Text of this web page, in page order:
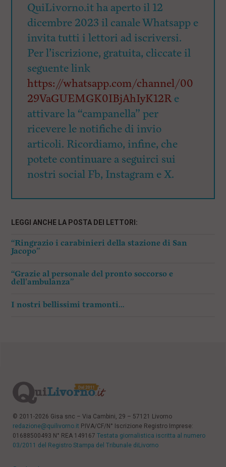
QuiLivorno.it ha aperto il 12
dicembre 2023 il canale Whatsapp e
invita tutti i lettori ad iscriversi.
Per l’iscrizione, gratuita, cliccate il
seguente link
https://whatsapp.com/channel/00
29VaGUEMGK0IBjAhIyK12Re
attivare la “campanella” per
ricevere le notifiche di invio
articoli. Ricordiamo, infine, che
potete continuare a seguirci sui
nostri social Fb, Instagram e X.
LEGGI ANCHE LA POSTA DEI LETTORI:
“Ringrazio i carabinieri della stazione di San
Jacopo”
“Grazie al personale del pronto soccorso e
dell’ambulanza”
I nostri bellissimi tramonti…
© 2011-2026 Gisa snc – Via Cambini, 29 – 57121 Livorno
redazione@quilivorno.it P.IVA/CF/N° Iscrizione Registro Imprese:
01688500493 N° REA 149167 Testata giornalistica iscritta al numero
03/2011 del Registro Stampa del Tribunale diLivorno